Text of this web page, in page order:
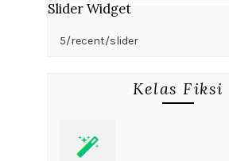
Slider Widget
5/recent/slider
Kelas Fiksi